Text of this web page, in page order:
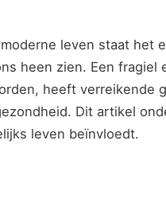
leven staat het
heen zien. Een fragiel
heeft verreikende
Dit artikel
leven beïnvloedt.